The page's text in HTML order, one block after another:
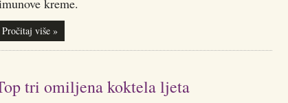
kreme.
Pročitaj više »
tri omiljena koktela ljeta